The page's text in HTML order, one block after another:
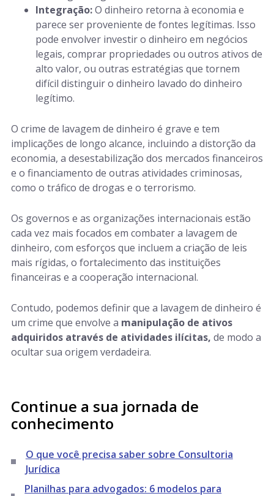
Integração:O dinheiro retorna à economia e
parece ser proveniente de fontes legítimas. Isso
pode envolver investir o dinheiro em negócios
legais, comprar propriedades ou outros ativos de
alto valor, ou outras estratégias que tornem
difícil distinguir o dinheiro lavado do dinheiro
legítimo.
O crime de lavagem de dinheiro é grave e tem
implicações de longo alcance, incluindo a distorção da
economia, a desestabilização dos mercados financeiros
e o financiamento de outras atividades criminosas,
como o tráfico de drogas e o terrorismo.
Os governos e as organizações internacionais estão
cada vez mais focados em combater a lavagem de
dinheiro, com esforços que incluem a criação de leis
mais rígidas, o fortalecimento das instituições
financeiras e a cooperação internacional.
Contudo, podemos definir que a lavagem de dinheiro é
um crime que envolve a manipulação de ativos
adquiridos através de atividades ilícitas, de modo a
ocultar sua origem verdadeira.
Continue a sua jornada de
conhecimento
O que você precisa saber sobre Consultoria
Jurídica
Planilhas para advogados: 6 modelos para